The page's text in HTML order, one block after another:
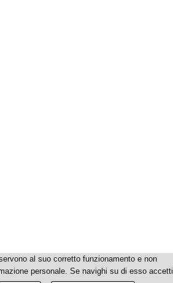
al suo corretto funzionamento e non
personale. Se navighi su di esso accetti